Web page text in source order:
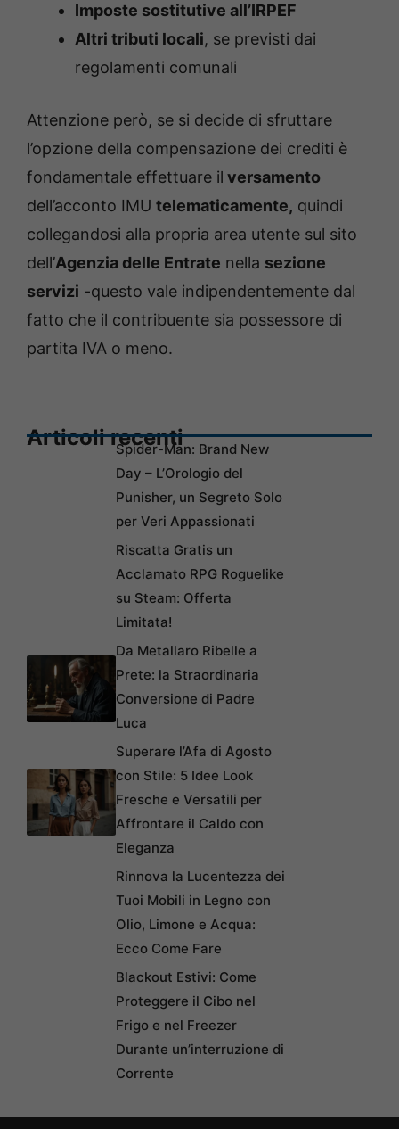
Imposte sostitutive all’IRPEF
Altri tributi locali, se previsti dai
regolamenti comunali
Attenzione però, se si decide di sfruttare
l’opzione della compensazione dei crediti è
fondamentale effettuare il versamento
dell’acconto IMU telematicamente, quindi
collegandosi alla propria area utente sul sito
dell’Agenzia delle Entrate nella sezione
servizi -questo vale indipendentemente dal
fatto che il contribuente sia possessore di
partita IVA o meno.
Articoli recentiSpider-Man: Brand New
Day – L’Orologio del
Punisher, un Segreto Solo
per Veri Appassionati
Riscatta Gratis un
Acclamato RPG Roguelike
su Steam: Offerta
Limitata!
Da Metallaro Ribelle a
Prete: la Straordinaria
Conversione di Padre
Luca
Superare l’Afa di Agosto
con Stile: 5 Idee Look
Fresche e Versatili per
Affrontare il Caldo con
Eleganza
Rinnova la Lucentezza dei
Tuoi Mobili in Legno con
Olio, Limone e Acqua:
Ecco Come Fare
Blackout Estivi: Come
Proteggere il Cibo nel
Frigo e nel Freezer
Durante un’interruzione di
Corrente